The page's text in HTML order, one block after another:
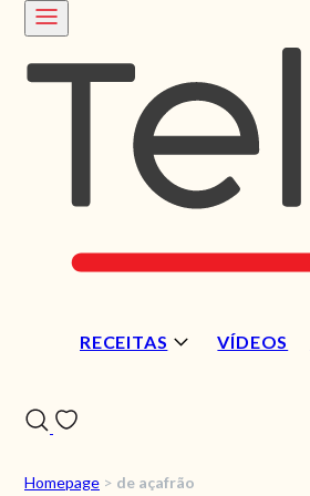
RECEITAS VÍDEOS
Homepage > de açafrão